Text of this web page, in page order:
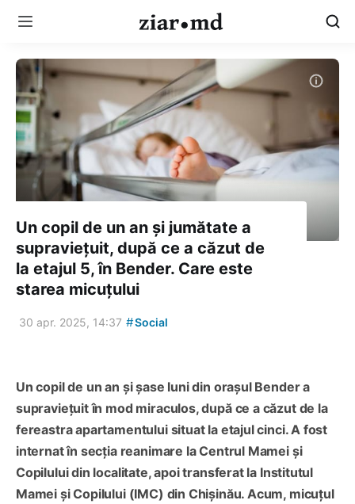
Un copil de un an și jumătate a
supraviețuit, după ce a căzut de
la etajul 5, în Bender. Care este
starea micuțului
30 apr. 2025, 14:37 #Social
Un copil de un an și șase luni din orașul Bender a
supraviețuit în mod miraculos, după ce a căzut de la
fereastra apartamentului situat la etajul cinci. A fost
internat în secția reanimare la Centrul Mamei și
Copilului din localitate, apoi transferat la Institutul
Mamei și Copilului (IMC) din Chișinău. Acum, micuțul